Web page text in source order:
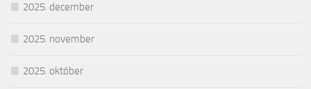
2025. december
2025. november
2025. október